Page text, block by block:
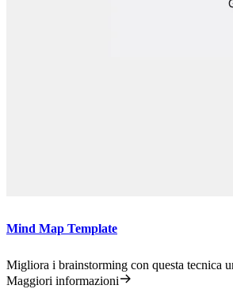
Mind Map Template
Migliora i brainstorming con questa tecnica
Maggiori informazioni